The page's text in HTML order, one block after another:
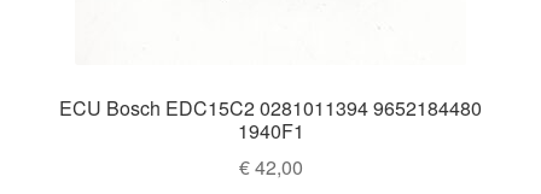
ECU Bosch EDC15C2 0281011394 9652184480
1940F1
€42,00